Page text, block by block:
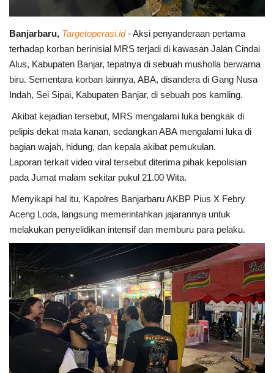
Banjarbaru, Targetoperasi.id- Aksi penyanderaan pertama
terhadap korban berinisial MRS terjadi di kawasan Jalan Cindai
Alus, Kabupaten Banjar, tepatnya di sebuah musholla berwarna
biru. Sementara korban lainnya, ABA, disandera di Gang Nusa
Indah, Sei Sipai, Kabupaten Banjar, di sebuah pos kamling.
Akibat kejadian tersebut, MRS mengalami luka bengkak di
pelipis dekat mata kanan, sedangkan ABA mengalami luka di
bagian wajah, hidung, dan kepala akibat pemukulan.
Laporan terkait video viral tersebut diterima pihak kepolisian
pada Jumat malam sekitar pukul 21.00 Wita.
Menyikapi hal itu, Kapolres Banjarbaru AKBP Pius X Febry
Aceng Loda, langsung memerintahkan jajarannya untuk
melakukan penyelidikan intensif dan memburu para pelaku.